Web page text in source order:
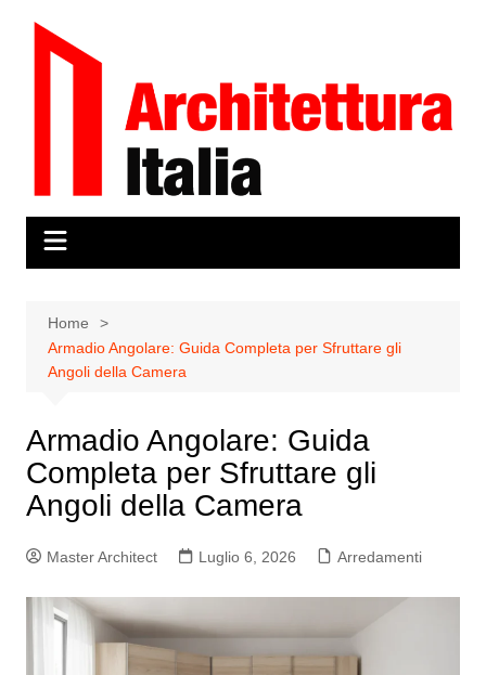
contenuto
Home
Armadio Angolare: Guida Completa per Sfruttare gli
Angoli della Camera
Armadio Angolare: Guida
Completa per Sfruttare gli
Angoli della Camera
Master Architect Luglio 6, 2026 Arredamenti